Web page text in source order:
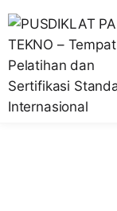
Pelatihan
Lembaga